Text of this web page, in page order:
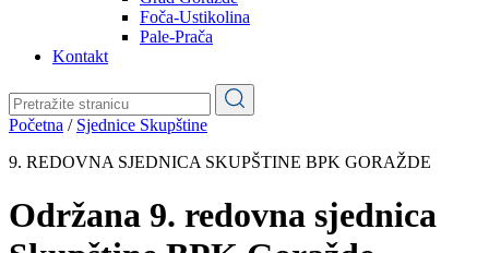
Općine
Pale-Prača
Kontakt
9. REDOVNA SJEDNICA SKUPŠTINE BPK GORAŽDE